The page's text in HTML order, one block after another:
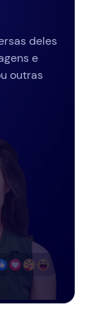
deles
e
outras